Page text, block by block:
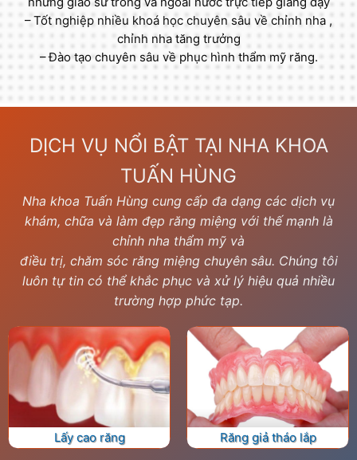
– Tốt nghiệp nhiều khoá học chuyên sâu về chỉnh nha ,
chỉnh nha tăng trưởng
– Đào tạo chuyên sâu về phục hình thẩm mỹ răng.
DỊCH VỤ NỔI BẬT TẠI NHA KHOA
TUẤN HÙNG
Nha khoa Tuấn Hùng cung cấp đa dạng các dịch vụ
khám, chữa và làm đẹp răng miệng với thế mạnh là
chỉnh nha thẩm mỹ và
điều trị, chăm sóc răng miệng chuyên sâu. Chúng tôi
luôn tự tin có thể khắc phục và xử lý hiệu quả nhiều
trường hợp phức tạp.
Lấy cao răng Răng giả tháo lắp